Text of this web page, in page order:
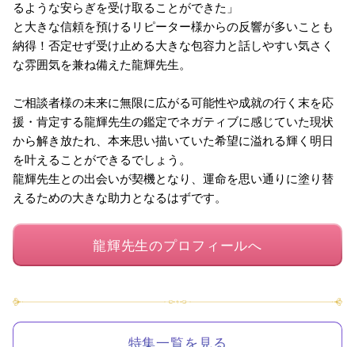
るような安らぎを受け取ることができた」
と大きな信頼を預けるリピーター様からの反響が多いことも
納得！否定せず受け止める大きな包容力と話しやすい気さく
な雰囲気を兼ね備えた龍輝先生。
ご相談者様の未来に無限に広がる可能性や成就の行く末を応
援・肯定する龍輝先生の鑑定でネガティブに感じていた現状
から解き放たれ、本来思い描いていた希望に溢れる輝く明日
を叶えることができるでしょう。
龍輝先生との出会いが契機となり、運命を思い通りに塗り替
えるための大きな助力となるはずです。
龍輝先生のプロフィールへ
特集一覧を見る